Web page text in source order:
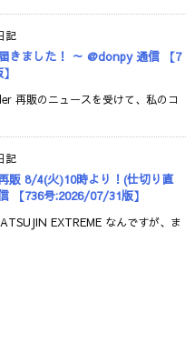
記
きました！ ～ @donpy 通信 【7
再販のニュースを受けて、私のコ
記
販 8/4(火)10時より！(仕切り直
【736号:2026/07/31版】
EXTREME なんですが、ま